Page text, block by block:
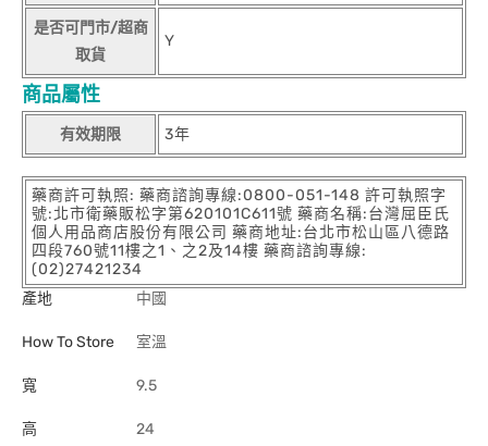
是否可門市/超商
取貨
Y
商品屬性
有效期限 3年
藥商許可執照: 藥商諮詢專線:0800-051-148 許可執照字
號:北市衛藥販松字第620101C611號 藥商名稱:台灣屈臣氏
個人用品商店股份有限公司 藥商地址:台北市松山區八德路
四段760號11樓之1、之2及14樓 藥商諮詢專線:
(02)27421234
產地
中國
How To Store 室溫
寬 9.5
高 24